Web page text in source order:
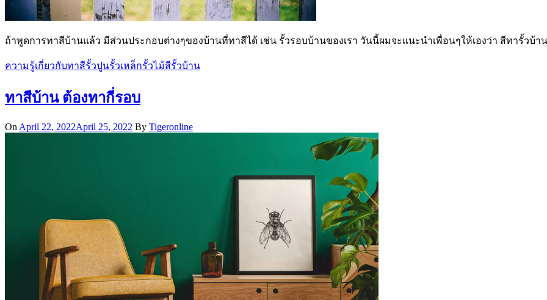
ถ้าพูดการทาสีบ้านแล้ว มีส่วนประกอบต่างๆของบ้านที่ทาสีได้ เช่น รั้วรอบบ้านของเรา วันนี้ผมจะแนะนำเพื่อนๆให้เองว่า สีทารั้วบ้า
ความรู้เกี่ยวกับทาสีรั้วปูนรั้วเหล็กรั้วไม้สีรั้วบ้าน
ทาสีบ้าน ต้องทากี่รอบ
On April 22, 2022April 25, 2022 By Tigeronline